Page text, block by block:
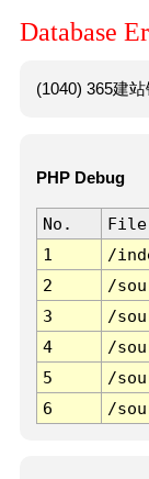
Database
(1040) 365建
PHP Debug
No. File
1
/
2
/
3
/
4
/
5
/
6
/